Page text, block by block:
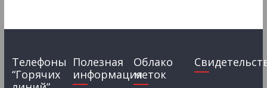
Телефоны
“Горячих
Полезная
информация
Облако
меток